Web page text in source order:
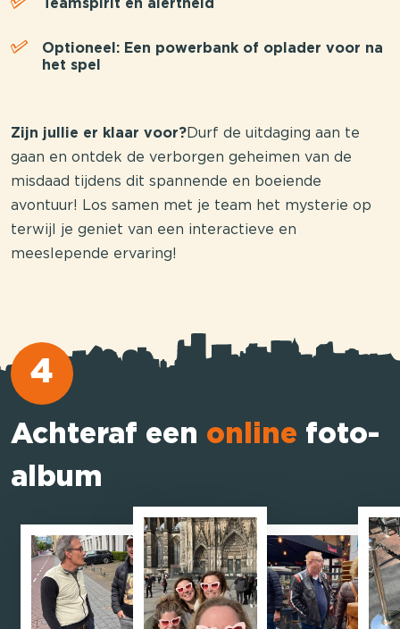
Teamspirit en alertheid
Optioneel: Een powerbank of oplader voor na
het spel
Zijn jullie er klaar voor? Durf de uitdaging aan te
gaan en ontdek de verborgen geheimen van de
misdaad tijdens dit spannende en boeiende
avontuur! Los samen met je team het mysterie op
terwijl je geniet van een interactieve en
meeslepende ervaring!
4
Achteraf een online foto-
album